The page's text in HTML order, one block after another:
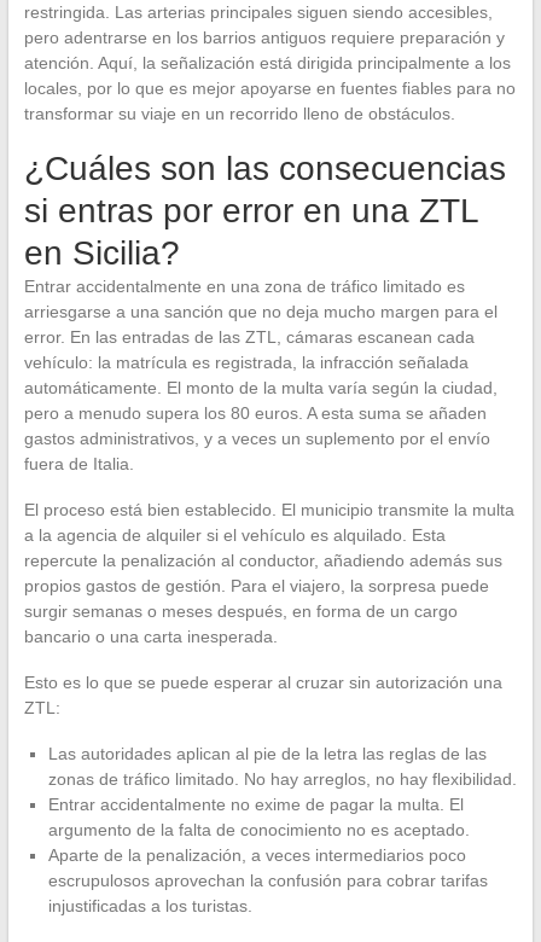
restringida. Las arterias principales siguen siendo accesibles,
pero adentrarse en los barrios antiguos requiere preparación y
atención. Aquí, la señalización está dirigida principalmente a los
locales, por lo que es mejor apoyarse en fuentes fiables para no
transformar su viaje en un recorrido lleno de obstáculos.
¿Cuáles son las consecuencias
si entras por error en una ZTL
en Sicilia?
Entrar accidentalmente en una zona de tráfico limitado es
arriesgarse a una sanción que no deja mucho margen para el
error. En las entradas de las ZTL, cámaras escanean cada
vehículo: la matrícula es registrada, la infracción señalada
automáticamente. El monto de la multa varía según la ciudad,
pero a menudo supera los 80 euros. A esta suma se añaden
gastos administrativos, y a veces un suplemento por el envío
fuera de Italia.
El proceso está bien establecido. El municipio transmite la multa
a la agencia de alquiler si el vehículo es alquilado. Esta
repercute la penalización al conductor, añadiendo además sus
propios gastos de gestión. Para el viajero, la sorpresa puede
surgir semanas o meses después, en forma de un cargo
bancario o una carta inesperada.
Esto es lo que se puede esperar al cruzar sin autorización una
ZTL:
Las autoridades aplican al pie de la letra las reglas de las
zonas de tráfico limitado. No hay arreglos, no hay flexibilidad.
Entrar accidentalmente no exime de pagar la multa. El
argumento de la falta de conocimiento no es aceptado.
Aparte de la penalización, a veces intermediarios poco
escrupulosos aprovechan la confusión para cobrar tarifas
injustificadas a los turistas.